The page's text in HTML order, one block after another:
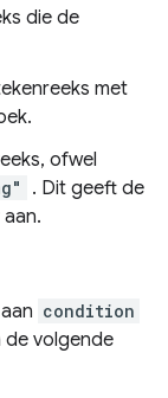
die de
met
ofwel
. Dit geeft de
condition
de volgende